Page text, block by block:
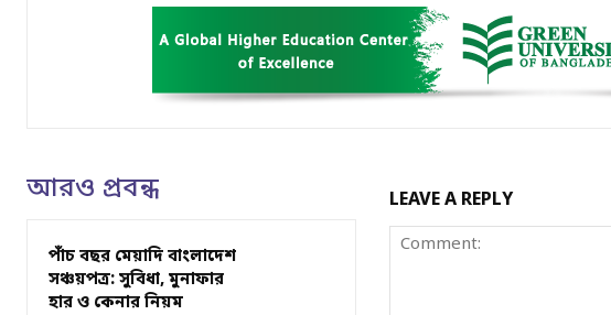
আরও প্রবন্ধ
পাঁচ বছর মেয়াদি বাংলাদেশ
সঞ্চয়পত্র: সুবিধা, মুনাফার
হার ও কেনার নিয়ম
LEAVE A REPLY